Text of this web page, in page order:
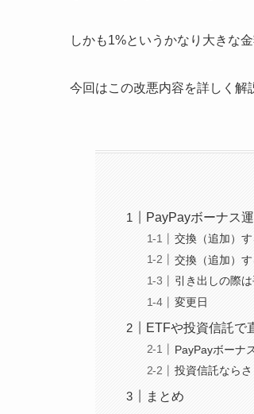
しかも1%というかなり大きな金
今回はこの改悪内容を詳しく解
PayPayボーナス
交換（追加）
交換（追加）
引き出しの際
変更日
ETFや投資信託で
PayPayボーナ
投資信託なら
まとめ